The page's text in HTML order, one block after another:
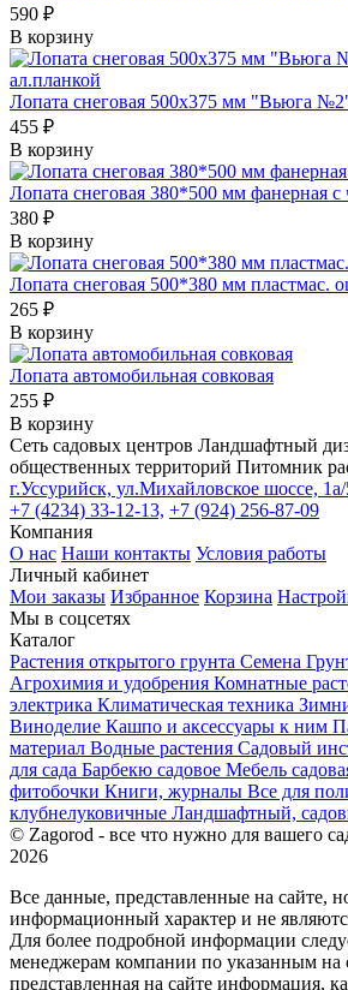
590 ₽
В корзину
Лопата снеговая 500х375 мм "Вьюга
455 ₽
В корзину
Лопата снеговая 380*500 мм фанерная с
380 ₽
В корзину
Лопата снеговая 500*380 мм пластмас.
265 ₽
В корзину
Лопата автомобильная совковая
255 ₽
В корзину
Сеть садовых центров Ландшафтный
общественных территорий Питомник
г.Уссурийск, ул.Михайловское шоссе,
+7 (4234) 33-12-13, +7 (924) 256-87-09
Компания
О нас Наши контакты Условия работы
Личный кабинет
Мои заказы Избранное Корзина
Мы в соцсетях
Каталог
Растения открытого грунта Семена
Агрохимия и удобрения Комнатные
электрика Климатическая техника
Виноделие Кашпо и аксессуары к ним
материал Водные растения Садовый
для сада Барбекю садовое Мебель
фитобочки Книги, журналы Все для
клубнелуковичные Ландшафтный,
© Zagorod - все что нужно для вашего
2026
Все данные, представленные на сайте,
информационный характер и не
Для более подробной информации
менеджерам компании по указанным на
представленная на сайте информация,